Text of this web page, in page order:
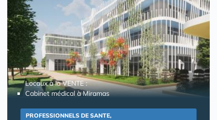
Locaux à la VENTE :
Cabinet médical à Miramas
PROFESSIONNELS DE SANTE,